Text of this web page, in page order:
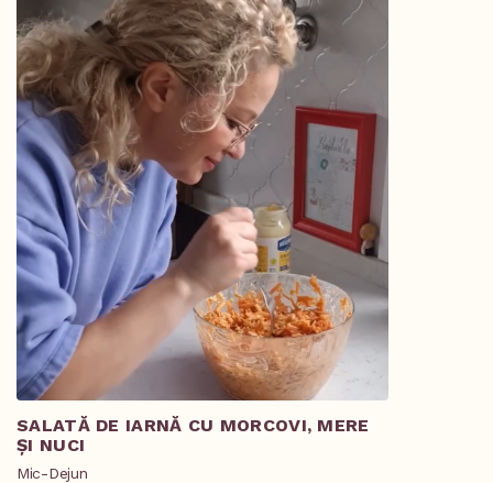
SALATĂ DE IARNĂ CU MORCOVI, MERE
ȘI NUCI
Mic-Dejun